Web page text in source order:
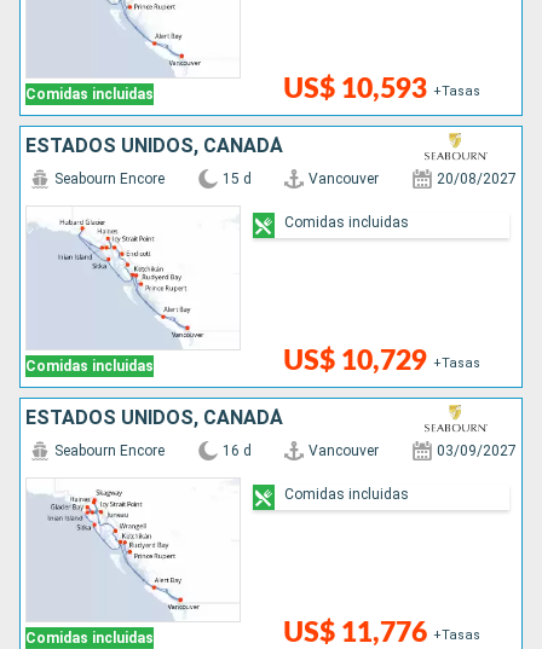
Comidas incluidas US$ 10,593 +Tasas
ESTADOS UNIDOS, CANADÁ
Comidas incluidas
Seabourn Encore 15 d Vancouver 20/08/2027
US$ 10,729 +Tasas
Comidas incluidas
ESTADOS UNIDOS, CANADÁ
Comidas incluidas
Seabourn Encore 16 d Vancouver 03/09/2027
US$ 11,776 +Tasas
Comidas incluidas